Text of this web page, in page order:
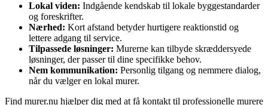
Lokal viden: Indgående kendskab til lokale byggestandarder
og foreskrifter.
Nærhed: Kort afstand betyder hurtigere reaktionstid og
lettere adgang til service.
Tilpassede løsninger: Murerne kan tilbyde skræddersyede
løsninger, der passer til dine specifikke behov.
Nem kommunikation: Personlig tilgang og nemmere dialog,
når du vælger en lokal murer.
Find murer.nu hjælper dig med at få kontakt til professionelle murere